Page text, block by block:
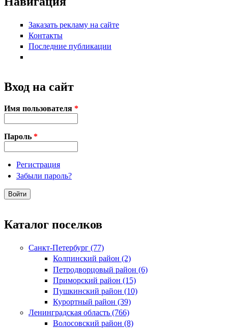
Заказать рекламу на сайте
Контакты
Последние публикации
Вход на сайт
Имя пользователя *
Пароль *
Регистрация
Забыли пароль?
Каталог поселков
Санкт-Петербург (77)
Колпинский район (2)
Петродворцовый район (6)
Приморский район (15)
Пушкинский район (10)
Курортный район (39)
Ленинградская область (766)
Волосовский район (8)